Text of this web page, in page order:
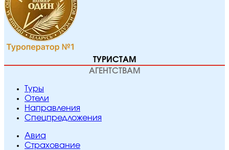
ТУРИСТАМ
АГЕНТСТВАМ
Туры
Отели
Направления
Спецпредложения
Авиа
Страхование